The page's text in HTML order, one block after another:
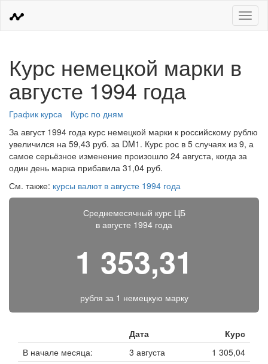
Меню
Курс немецкой марки в
августе 1994 года
График курса
Курс по дням
За август 1994 года курс немецкой марки к российскому рублю
увеличился на 59,43 руб. за DM1. Курс рос в 5 случаях из 9, а
самое серьёзное изменение произошло 24 августа, когда за
один день марка прибавила 31,04 руб.
См. также: курсы валют в августе 1994 года
Среднемесячный курс ЦБ
в августе 1994 года
1 353,31
рубля за 1 немецкую марку
Дата
Курс
В начале месяца:
3 августа
1 305,04